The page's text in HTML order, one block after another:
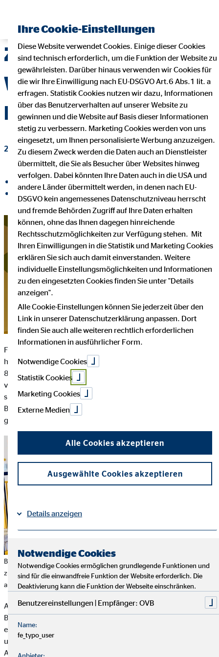
Zauberhafte
Weihnachtsfreude im
Kinderklinikum Fulda
20. Februar 2025|OVB-Hilfswerk
auf Facebook teilen
Fulda – 20.02.2025. Als David Storch und seine Frau von der
herzerwärmenden Initiative eines Freundes hörten, die über
80 Kinder, die die Feiertage in der Kinderklinik Fulda
verbringen mussten, mit Geschenken zu überraschen, waren
sie tief berührt. Sofort begannen sie, ihr Team der OVB
Bezirksdirektion für diese wertvolle Aktion zu gewinnen, um
gemeinsam so viele Kinderwünsche wie möglich zu erfüllen.
Bei der Übergabe unterstützten auch David und Miriam Storch, die
zusammen mit ihrem OVB-Team einen Teil der Geschenke liebevoll
ausgesucht hatte.
Auch das Ehepaar Storch wollte, den Kindern und ihren
Besuchern eine unvergessliche Freude zu schenken: »Es gab
einen Schicksalsschlag in unserer Familie, der uns zu langen
und kummervollen Aufenthalten in der Kinderklinik zwang.
Aus dieser Zeit erinnern wir uns an die Klinikclowns, die die
Ihre Cookie-Einstellungen
Diese Website verwendet Cookies. Einige dieser Cookies
sind technisch erforderlich, um die Funktion der Website zu
gewährleisten. Darüber hinaus verwenden wir Cookies für
die wir Ihre Einwilligung nach EU-DSGVO Art.6 Abs.1 lit. a
erfragen. Statistik Cookies nutzen wir dazu, Informationen
über das Benutzerverhalten auf unserer Website zu
gewinnen und die Website auf Basis dieser Informationen
stetig zu verbessern. Marketing Cookies werden von uns
eingesetzt, um Ihnen personalisierte Werbung anzuzeigen.
Zu diesem Zweck werden die Daten auch an Dienstleister
übermittelt, die Sie als Besucher über Websites hinweg
verfolgen. Dabei könnten Ihre Daten auch in die USA und
andere Länder übermittelt werden, in denen nach EU-
DSGVO kein angemessenes Datenschutzniveau herrscht
und fremde Behörden Zugriff auf Ihre Daten erhalten
können, ohne das Ihnen dagegen hinreichende
Rechtsschutzmöglichkeiten zur Verfügung stehen. Mit
Ihren Einwilligungen in die Statistik und Marketing Cookies
erklären Sie sich auch damit einverstanden. Weitere
individuelle Einstellungsmöglichkeiten und Informationen
zu den eingesetzten Cookies finden Sie unter "Details
anzeigen".
Alle Cookie-Einstellungen können Sie jederzeit über den
Link in unserer Datenschutzerklärung anpassen. Dort
finden Sie auch alle weiteren rechtlich erforderlichen
Informationen in ausführlicher Form.
Notwendige Cookies
Statistik Cookies
Marketing Cookies
Externe Medien
Alle Cookies akzeptieren
Ausgewählte Cookies akzeptieren
Details anzeigen
Notwendige Cookies
Notwendige Cookies ermöglichen grundlegende Funktionen und
sind für die einwandfreie Funktion der Website erforderlich. Die
Deaktivierung kann die Funktion der Webseite einschränken.
Benutzereinstellungen | Empfänger: OVB
Name:
fe_typo_user
Anbieter: